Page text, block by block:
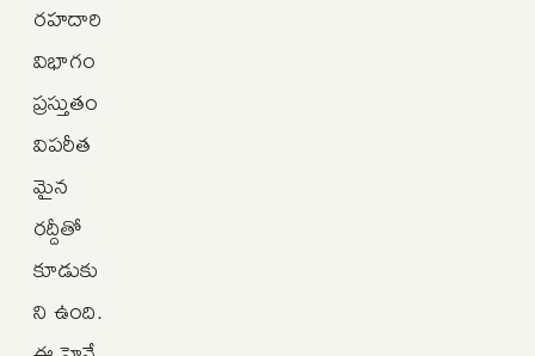
రహదారి
విభాగం
ప్రస్తుతం
విపరీత
మైన
రద్దీతో
కూడుకు
ని ఉంది.